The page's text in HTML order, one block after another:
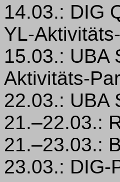
14.03.: DIG
YL-
15.03.: UBA
Aktivitäts-
22.03.: UBA
21.–22.03.:
21.–23.03.:
23.03.: DIG-